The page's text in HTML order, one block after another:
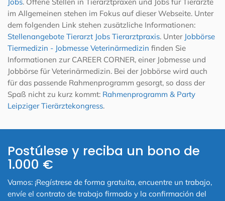
im Allgemeinen stehen im Fokus auf dieser Webseite. Unter
dem folgenden Link stehen zusätzliche Informationen:
Stellenangebote Tierarzt Jobs Tierarztpraxis. Unter Jobbörse
Tiermedizin - Jobmesse Veterinärmedizin finden Sie
Informationen zur CAREER CORNER, einer Jobmesse und
Jobbörse für Veterinärmedizin. Bei der Jobbörse wird auch
für das passende Rahmenprogramm gesorgt, so dass der
Spaß nicht zu kurz kommt: Rahmenprogramm & Party
Leipziger Tierärztekongress.
Postúlese y reciba un bono de
1.000 €
Vamos: ¡Regístrese de forma gratuita, encuentre un trabajo,
envíe el contrato de trabajo firmado y la confirmación del